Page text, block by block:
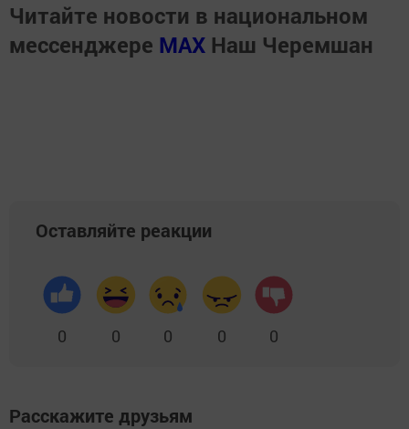
Читайте новости в национальном
мессенджере MАХ Наш Черемшан
Оставляйте реакции
0 0 0 0 0
Расскажите друзьям